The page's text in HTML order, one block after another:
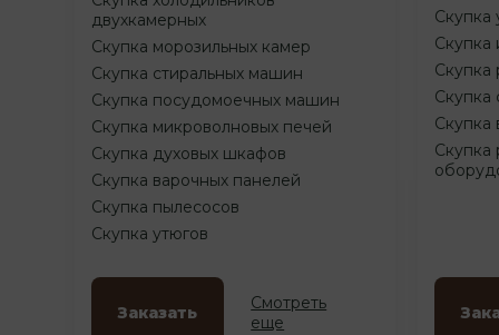
двухкамерных
Скупка морозильных камер
Скупка стиральных машин
Скупка посудомоечных машин
Скупка микроволновых печей
Скупка духовых шкафов
Скупка варочных панелей
Скупка пылесосов
Скупка утюгов
Заказать
Смотреть
еще
Скупка
Скупка
Скупка
Скупка
Скупка
Скупка